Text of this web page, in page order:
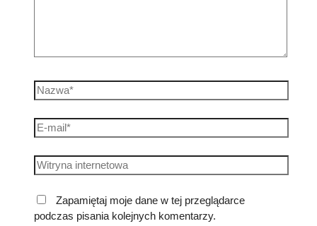
Zapamiętaj moje dane w tej przeglądarce
podczas pisania kolejnych komentarzy.